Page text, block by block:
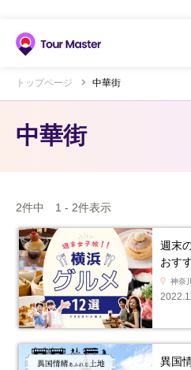
トップページ 中華街
中華街
2件中 1 - 2件表示
週末
おす
神奈川
異国